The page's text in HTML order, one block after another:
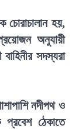
চোরাচালান হয়,
অনুযায়ী
সদস্যরা
নদীপথ ও
প্রবেশ ঠেকাতে